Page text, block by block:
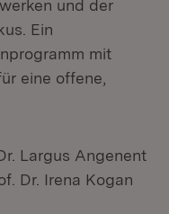
und der
Ein
mit
eine offene,
Largus Angenent
Dr. Irena Kogan